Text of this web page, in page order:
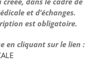
et d’échanges.
est obligatoire.
en cliquant sur le lien :